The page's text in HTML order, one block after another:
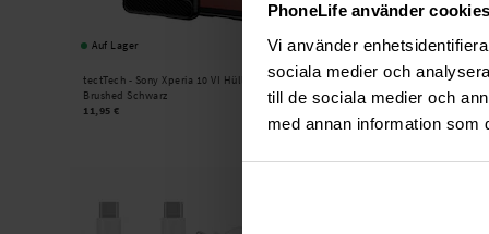
PhoneLife använder cookies
Vi använder
sociala medier och
till de sociala medier och
med annan information som
Auf Lager
tectTech - Sony Xperia 10 VI Hülle TPU
Brushed Schwarz
11,95 €
Auf Lager
tectTech -Card Slots Case
Braun